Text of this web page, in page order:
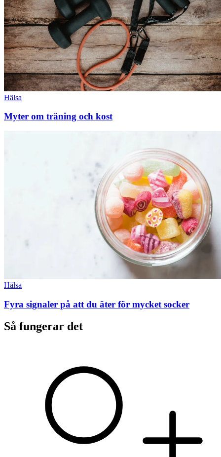
Hälsa
Myter om träning och kost
Hälsa
Fyra signaler på att du äter för mycket socker
Så fungerar det